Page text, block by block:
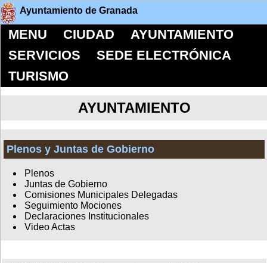
Ayuntamiento de Granada
MENU CIUDAD
AYUNTAMIENTO
SERVICIOS
SEDE ELECTRÓNICA
TURISMO
AYUNTAMIENTO
Plenos y Juntas de Gobierno
Plenos
Juntas de Gobierno
Comisiones Municipales Delegadas
Seguimiento Mociones
Declaraciones Institucionales
Video Actas